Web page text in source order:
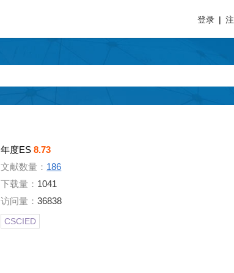
登录 |
年度ES8.73
文献数量： 186
下载量： 1041
访问量：36838
CSCIED